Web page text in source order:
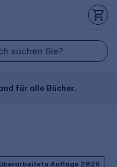
für alle Bücher.
Auflage 2026